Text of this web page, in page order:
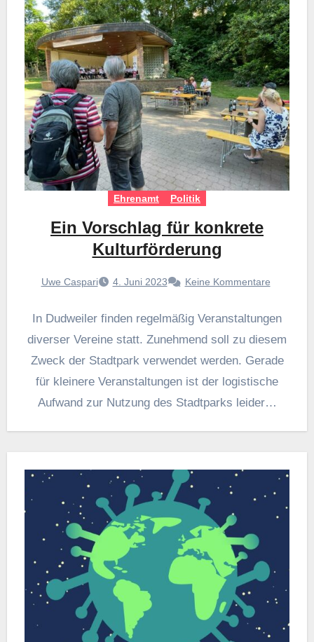
Ehrenamt Politik
Ein Vorschlag für konkrete
Kulturförderung
Uwe Caspari 4. Juni 2023 Keine Kommentare
In Dudweiler finden regelmäßig Veranstaltungen
diverser Vereine statt. Zunehmend soll zu diesem
Zweck der Stadtpark verwendet werden. Gerade
für kleinere Veranstaltungen ist der logistische
Aufwand zur Nutzung des Stadtparks leider…